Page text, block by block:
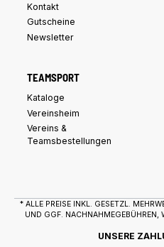
Kontakt
Gutscheine
Newsletter
TEAMSPORT
Kataloge
Vereinsheim
Vereins &
Teamsbestellungen
* ALLE PREISE INKL. GESETZL.
UND GGF. NACHNAHMEGEBÜHREN,
UNSERE